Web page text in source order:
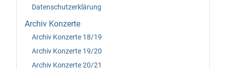
Datenschutzerklärung
Archiv Konzerte
Archiv Konzerte 18/19
Archiv Konzerte 19/20
Archiv Konzerte 20/21